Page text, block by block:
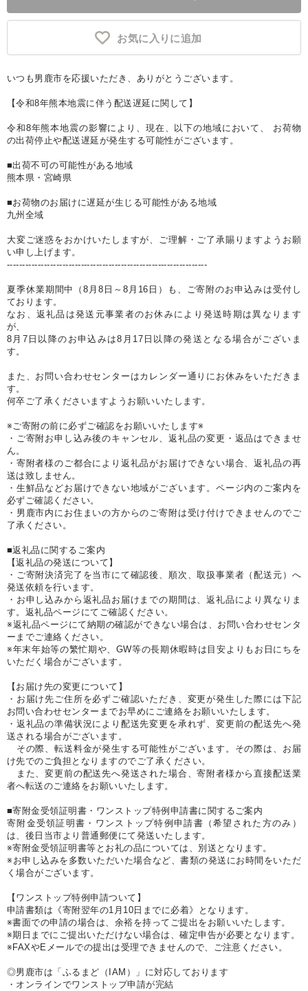
お気に入りに追加
いつも男鹿市を応援いただき、ありがとうございます。
【令和8年熊本地震に伴う配送遅延に関して】
令和8年熊本地震の影響により、現在、以下の地域において、 お荷物
の出荷停止や配送遅延が発生する可能性がございます。
■出荷不可の可能性がある地域
熊本県・宮崎県
■お荷物のお届けに遅延が生じる可能性がある地域
九州全域
大変ご迷惑をおかけいたしますが、ご理解・ご了承賜りますようお願
い申し上げます。
-----------------------------------------------------------------
夏季休業期間中（8月8日～8月16日）も、ご寄附のお申込みは受付し
ております。
なお、返礼品は発送元事業者のお休みにより発送時期は異なります
が、
8月7日以降のお申込みは8月17日以降の発送となる場合がございま
す。
また、お問い合わせセンターはカレンダー通りにお休みをいただきま
す。
何卒ご了承くださいますようお願いいたします。
※ご寄附の前に必ずご確認をお願いいたします※
・ご寄附お申し込み後のキャンセル、返礼品の変更・返品はできませ
ん。
・寄附者様のご都合により返礼品がお届けできない場合、返礼品の再
送は致しません。
・生鮮品などお届けできない地域がございます。ページ内のご案内を
必ずご確認ください。
・男鹿市内にお住まいの方からのご寄附は受け付けできませんのでご
了承ください。
■返礼品に関するご案内
【返礼品の発送について】
・ご寄附決済完了を当市にて確認後、順次、取扱事業者（配送元）へ
発送依頼を行います。
・お申し込みから返礼品お届けまでの期間は、返礼品により異なりま
す。返礼品ページにてご確認ください。
※返礼品ページにて納期の確認ができない場合は、お問い合わせセンタ
ーまでご連絡ください。
※年末年始等の繁忙期や、GW等の長期休暇時は目安よりもお日にちを
いただく場合がございます。
【お届け先の変更について】
・お届け先ご住所を必ずご確認いただき、変更が発生した際には下記
お問い合わせセンターまでお早めにご連絡をお願いいたします。
・返礼品の準備状況により配送先変更を承れず、変更前の配送先へ発
送される場合がございます。
その際、転送料金が発生する可能性がございます。その際は、お届
け先でのご負担となりますのでご了承ください。
また、変更前の配送先へ発送された場合、寄附者様から直接配送業
者へ転送のご連絡をお願いいたします。
■寄附金受領証明書・ワンストップ特例申請書に関するご案内
寄附金受領証明書・ワンストップ特例申請書（希望された方のみ）
は、後日当市より普通郵便にて発送いたします。
※寄附金受領証明書等とお礼の品については、別送となります。
※お申し込みを多数いただいた場合など、書類の発送にお時間をいただ
く場合がございます。
【ワンストップ特例申請ついて】
申請書類は《寄附翌年の1月10日までに必着》となります。
※書面での申請の場合は、余裕を持ってご提出をお願いいたします。
※期日までにご提出いただけない場合は、確定申告が必要となります。
※FAXやEメールでの提出は受理できませんので、ご注意ください。
◎男鹿市は「ふるまど（IAM）」に対応しております
・オンラインでワンストップ申請が完結